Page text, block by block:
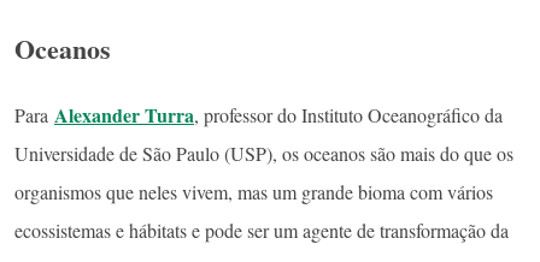
Oceanos
Para Alexander Turra, professor do Instituto Oceanográfico da
Universidade de São Paulo (USP), os oceanos são mais do que os
organismos que neles vivem, mas um grande bioma com vários
ecossistemas e hábitats e pode ser um agente de transformação da